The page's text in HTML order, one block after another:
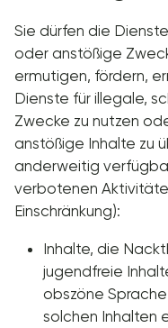
Sie dürfen die
oder anstößige
ermutigen, fördern,
Dienste für illegale,
Zwecke zu nutzen
anstößige Inhalte zu
anderweitig
verbotenen
Einschränkung):
Inhalte, die
jugendfreie
obszöne
solchen Inhalten